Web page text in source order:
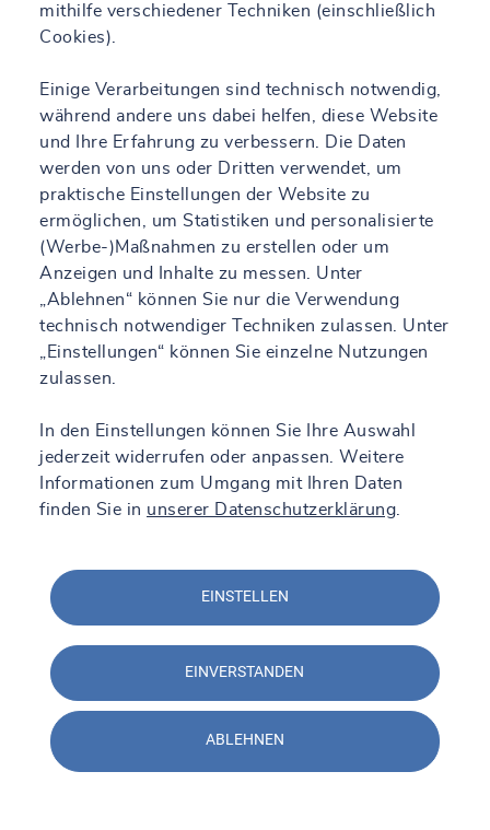
mithilfe verschiedener Techniken (einschließlich
Cookies).
Einige Verarbeitungen sind technisch notwendig,
während andere uns dabei helfen, diese Website
und Ihre Erfahrung zu verbessern. Die Daten
werden von uns oder Dritten verwendet, um
praktische Einstellungen der Website zu
ermöglichen, um Statistiken und personalisierte
(Werbe-)Maßnahmen zu erstellen oder um
Anzeigen und Inhalte zu messen. Unter
„Ablehnen“ können Sie nur die Verwendung
technisch notwendiger Techniken zulassen. Unter
„Einstellungen“ können Sie einzelne Nutzungen
zulassen.
In den Einstellungen können Sie Ihre Auswahl
jederzeit widerrufen oder anpassen. Weitere
Informationen zum Umgang mit Ihren Daten
finden Sie in unserer Datenschutzerklärung
EINSTELLEN
EINVERSTANDEN
ABLEHNEN